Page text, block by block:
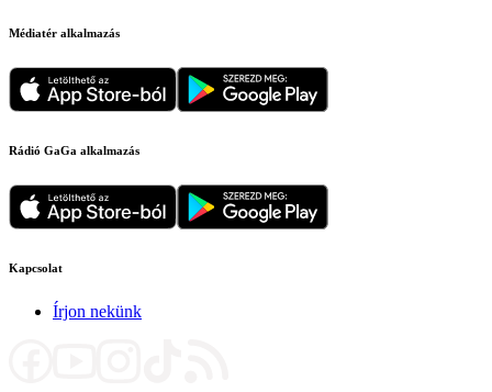
Médiatér alkalmazás
Rádió GaGa alkalmazás
Kapcsolat
Írjon nekünk